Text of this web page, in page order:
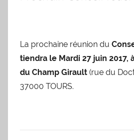
La prochaine réunion du
tiendra le Mardi 27 juin 2017,
du Champ Girault (rue du
37000 TOURS.